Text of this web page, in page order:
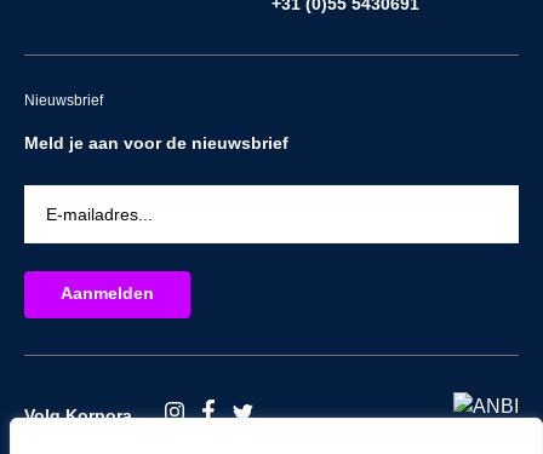
Nieuwsbrief
Meld je aan voor de nieuwsbrief
Volg Korpora